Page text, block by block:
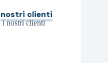
nostri clienti
i nostri clienti